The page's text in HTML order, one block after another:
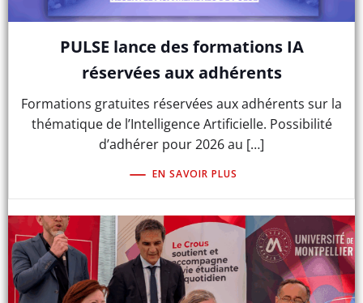
PULSE lance des formations IA
réservées aux adhérents
Formations gratuites réservées aux adhérents sur la
thématique de l’Intelligence Artificielle. Possibilité
d’adhérer pour 2026 au […]
EN SAVOIR PLUS